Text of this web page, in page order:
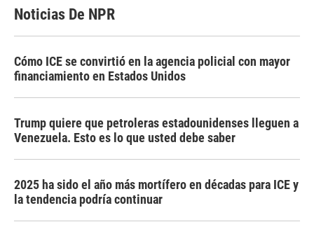
Noticias De NPR
Cómo ICE se convirtió en la agencia policial con mayor
financiamiento en Estados Unidos
Trump quiere que petroleras estadounidenses lleguen a
Venezuela. Esto es lo que usted debe saber
2025 ha sido el año más mortífero en décadas para ICE y
la tendencia podría continuar